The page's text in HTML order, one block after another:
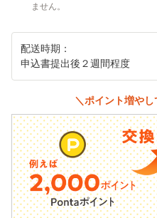
ません。
配送時期：
申込書提出後２週間程度
＼ポイント増や